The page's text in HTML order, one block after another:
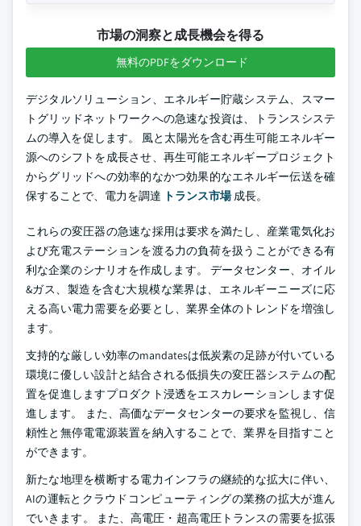
市場の洞察と成長機会を得る
無料のPDFをダウンロード
デジタルソリューション、エネルギー貯蔵システム、スマー
トグリッドネットワークへの急速な投資は、トランスシステ
ムの導入を促します。 風と太陽光を含む再生可能エネルギー
源へのシフトを成長させ、再生可能エネルギープロジェクト
からグリッドへの効率的なかつ効果的なエネルギー伝送を確
保することで、電力を調達 トランス市場成長。
これらの変圧器の急速な採用は要求を満たし、産業電気化お
よび充電ステーションを渡る力の負荷を扱うことができる有
利な企業のシナリオを作成します。 データセンター、オイル
&ガス、製造を含む大規模な業界は、エネルギーニーズに応
える高い電力需要を必要とし、業界全体のトレンドを増強し
ます。
支持的な厳しい効率のmandatesは低炭素の足跡が付いている
環境に優しい設計と結合される低損失の変圧器システムの配
置を促進しますプロダクト浸透をエスカレーションします促
進します。 また、高価なデータセンターの要求を監視し、信
頼性と無停電電源装置を納入することで、業界を目指すこと
ができます。
新たな地理を横断する電力インフラの継続的な拡大に伴い、
AIの運転とクラウドコンピューティングの業務の拡大が進ん
でいきます。 また、高電圧・超高電圧トランスの需要を拡張